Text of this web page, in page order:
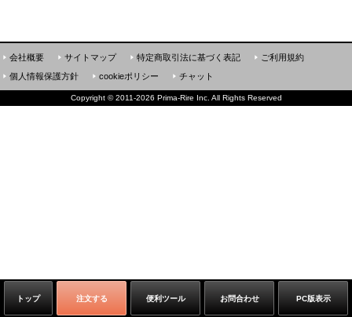
トップ 注文する 便利ツール お問合わせ PC版表示
会社概要 サイトマップ 特定商取引法に基づく表記
ご利用規約
個人情報保護方針
cookieポリシー チャット
Copyright ©2011-2026 Prima-Rire Inc. All Rights Reserved